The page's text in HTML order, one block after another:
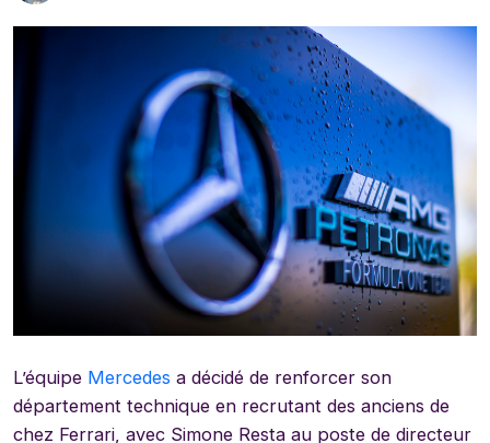
L’équipe Mercedes a décidé de renforcer son
département technique en recrutant des anciens de
chez Ferrari, avec Simone Resta au poste de directeur